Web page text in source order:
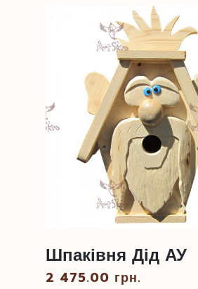
Шпаківня Дід АУ
2 475.00 грн.